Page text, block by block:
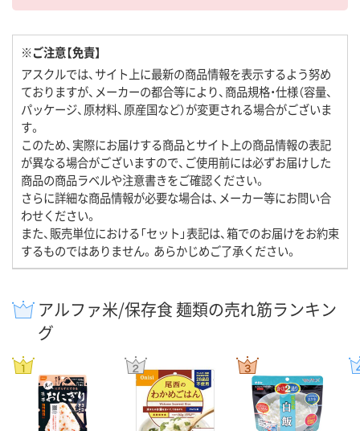
※ご注意【免責】
アスクルでは、サイト上に最新の商品情報を表示するよう努め
ておりますが、メーカーの都合等により、商品規格・仕様（容量、
パッケージ、原材料、原産国など）が変更される場合がございま
す。
このため、実際にお届けする商品とサイト上の商品情報の表記
が異なる場合がございますので、ご使用前には必ずお届けした
商品の商品ラベルや注意書きをご確認ください。
さらに詳細な商品情報が必要な場合は、メーカー等にお問い合
わせください。
また、販売単位における「セット」表記は、箱でのお届けをお約束
するものではありません。あらかじめご了承ください。
アルファ米/保存食 麺類の売れ筋ランキン
グ